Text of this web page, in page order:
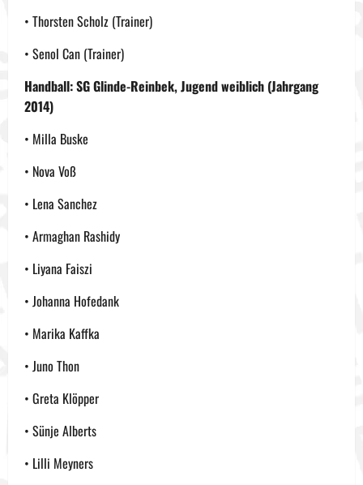
• Thorsten Scholz (Trainer)
• Senol Can (Trainer)
Handball: SG Glinde-Reinbek, Jugend weiblich (Jahrgang
2014)
• Milla Buske
• Nova Voß
• Lena Sanchez
• Armaghan Rashidy
• Liyana Faiszi
• Johanna Hofedank
• Marika Kaffka
• Juno Thon
• Greta Klöpper
• Sünje Alberts
• Lilli Meyners